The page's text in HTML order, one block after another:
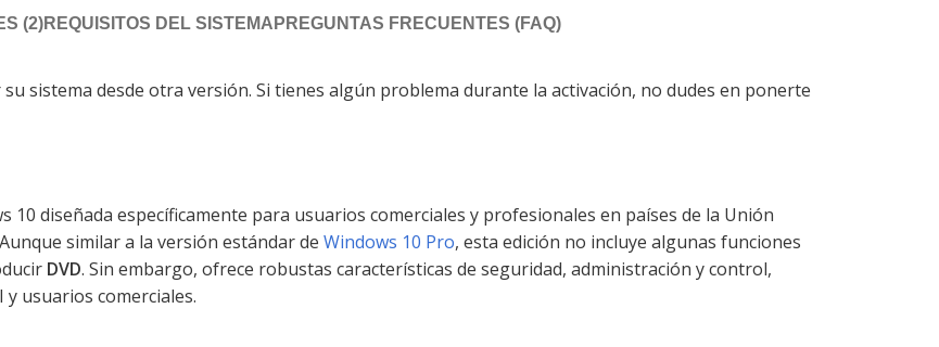
(2)REQUISITOS DEL SISTEMA PREGUNTAS FRECUENTES (FAQ)
sistema desde otra versión. Si tienes algún problema durante la activación, no dudes en ponerte
10 diseñada específicamente para usuarios comerciales y profesionales en países de la Unión
similar a la versión estándar de Windows 10 Pro, esta edición no incluye algunas funciones
DVD. Sin embargo, ofrece robustas características de seguridad, administración y control,
usuarios comerciales.